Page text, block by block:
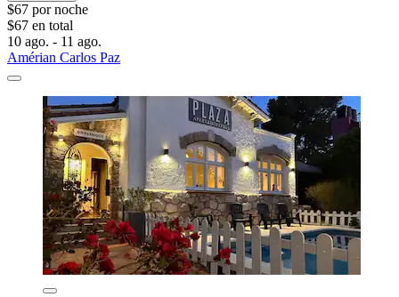
$67 por noche
$67 en total
10 ago. - 11 ago.
Amérian Carlos Paz